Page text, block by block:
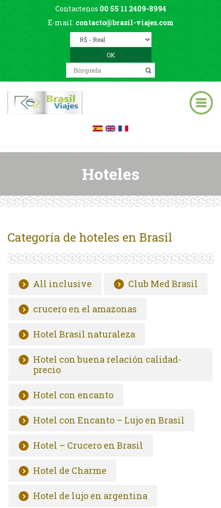
Contactenos 00 55 11 2409-8994
E-mail: contacto@brasil-viajes.com
Hoteles
Categoría de hoteles en Brasil
All inclusive Club Med Brasil
crucero en el amazonas
Hotel Brasil naturaleza
Hotel con buena relación calidad-
precio
Hotel con encanto
Hotel con Encanto – Lujo en Brasil
Hotel – Crucero en Brasil
Hotel de Charme
Hotel de lujo en argentina